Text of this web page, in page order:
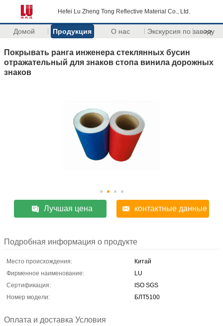
Hefei Lu Zheng Tong Reflective Material Co., Ltd.
Домой Продукция О нас Экскурсия по заводу
>>
Покрывать ранга инженера стеклянных бусин
отражательный для знаков стопа винила дорожных
знаков
Лучшая цена контактные данные
Подробная информация о продукте
Место происхождения:
Китай
Фирменное наименование:
LU
Сертификация:
ISO SGS
Номер модели:
БЛТ5100
Оплата и доставка Условия